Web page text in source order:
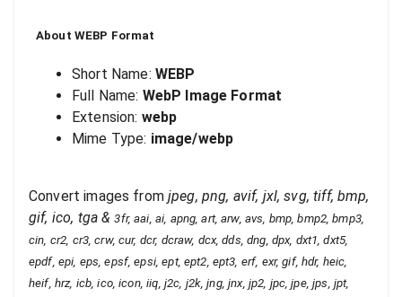
About WEBP Format
Short Name: WEBP
Full Name: WebP Image Format
Extension: webp
Mime Type: image/webp
Convert images fromjpeg, png, avif, jxl, svg, tiff, bmp,
gif, ico, tga&3fr, aai, ai, apng, art, arw, avs, bmp, bmp2, bmp3,
cin, cr2, cr3, crw, cur, dcr, dcraw, dcx, dds, dng, dpx, dxt1, dxt5,
epdf, epi, eps, epsf, epsi, ept, ept2, ept3, erf, exr, gif, hdr, heic,
heif, hrz, icb, ico, icon, iiq, j2c, j2k, jng, jnx, jp2, jpc, jpe, jps, jpt,